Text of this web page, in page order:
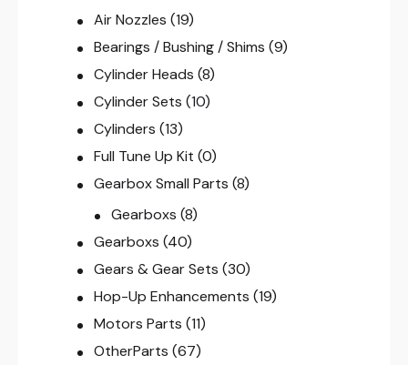
Air Nozzles (19)
Bearings / Bushing / Shims (9)
Cylinder Heads (8)
Cylinder Sets (10)
Cylinders (13)
Full Tune Up Kit (0)
Gearbox Small Parts (8)
Gearboxs (8)
Gearboxs (40)
Gears & Gear Sets (30)
Hop-Up Enhancements (19)
Motors Parts (11)
OtherParts (67)